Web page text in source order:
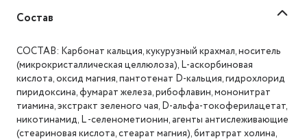
Состав
СОСТАВ: Карбонат кальция, кукурузный крахмал, носитель
(микрокристаллическая целлюлоза), L-аскорбиновая
кислота, оксид магния, пантотенат D-кальция, гидрохлорид
пиридоксина, фумарат железа, рибофлавин, мононитрат
тиамина, экстракт зеленого чая, D-альфа-токоферилацетат,
никотинамид, L -селенометионин, агенты антислеживающие
(стеариновая кислота, стеарат магния), битартрат холина,